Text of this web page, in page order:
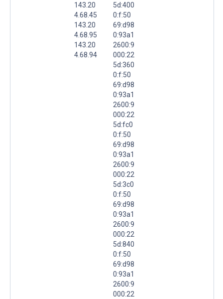
143.20
4.68.45
143.20
4.68.95
143.20
4.68.94
5d:400
0:f:50
69:d98
0:93a1
2600:9
000:22
5d:360
0:f:50
69:d98
0:93a1
2600:9
000:22
5d:fc0
0:f:50
69:d98
0:93a1
2600:9
000:22
5d:3c0
0:f:50
69:d98
0:93a1
2600:9
000:22
5d:840
0:f:50
69:d98
0:93a1
2600:9
000:22